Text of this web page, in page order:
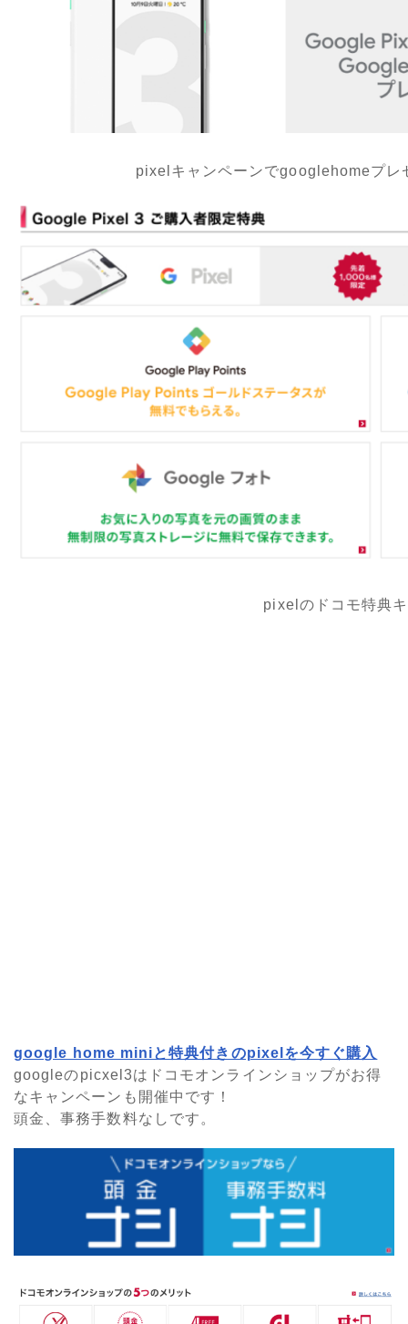
pixelキャンペーンでgooglehomeプレ
pixelのドコモ特典
google home miniと特典付きのpixelを今すぐ購入
googleのpicxel3はドコモオンラインショップがお得
なキャンペーンも開催中です！
頭金、事務手数料なしです。